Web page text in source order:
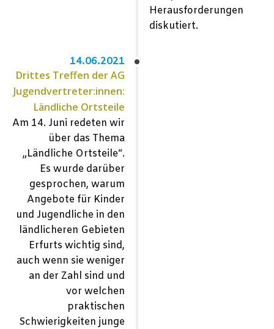
Herausforderungen
diskutiert.
14.06.2021
Drittes Treffen der AG
Jugendvertreter:innen:
Ländliche Ortsteile
Am 14. Juni redeten wir
über das Thema
„Ländliche Ortsteile“.
Es wurde darüber
gesprochen, warum
Angebote für Kinder
und Jugendliche in den
ländlicheren Gebieten
Erfurts wichtig sind,
auch wenn sie weniger
an der Zahl sind und
vor welchen
praktischen
Schwierigkeiten junge